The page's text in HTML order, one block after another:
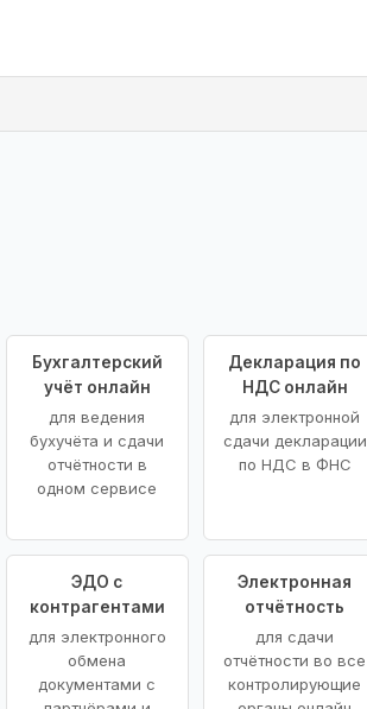
Бухгалтерский
учёт онлайн
для ведения
бухучёта и сдачи
отчётности в
одном сервисе
Декларация по
НДС онлайн
для электронной
сдачи декларации
по НДС в ФНС
ЭДО с
контрагентами
для электронного
обмена
документами с
Электронная
отчётность
для сдачи
отчётности во все
контролирующие